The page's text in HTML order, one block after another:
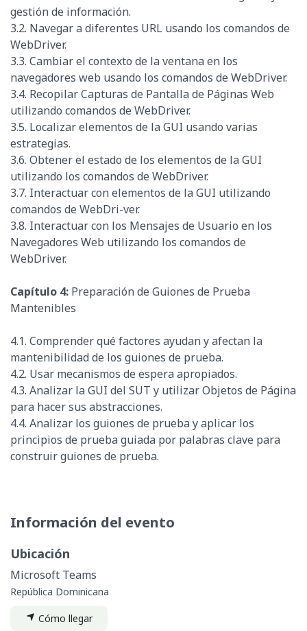
gestión de información.
3.2. Navegar a diferentes URL usando los comandos de
WebDriver.
3.3. Cambiar el contexto de la ventana en los
navegadores web usando los comandos de WebDriver.
3.4. Recopilar Capturas de Pantalla de Páginas Web
utilizando comandos de WebDriver.
3.5. Localizar elementos de la GUI usando varias
estrategias.
3.6. Obtener el estado de los elementos de la GUI
utilizando los comandos de WebDriver.
3.7. Interactuar con elementos de la GUI utilizando
comandos de WebDri-ver.
3.8. Interactuar con los Mensajes de Usuario en los
Navegadores Web utilizando los comandos de
WebDriver.
Capítulo 4: Preparación de Guiones de Prueba
Mantenibles
4.1. Comprender qué factores ayudan y afectan la
mantenibilidad de los guiones de prueba.
4.2. Usar mecanismos de espera apropiados.
4.3. Analizar la GUI del SUT y utilizar Objetos de Página
para hacer sus abstracciones.
4.4. Analizar los guiones de prueba y aplicar los
principios de prueba guiada por palabras clave para
construir guiones de prueba.
Información del evento
Ubicación
Microsoft Teams
República Dominicana
Cómo llegar